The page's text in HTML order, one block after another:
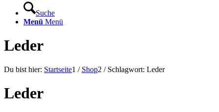
Suche
Menü Menü
Leder
Du bist hier: Startseite1 / Shop2 / Schlagwort: Leder
Leder